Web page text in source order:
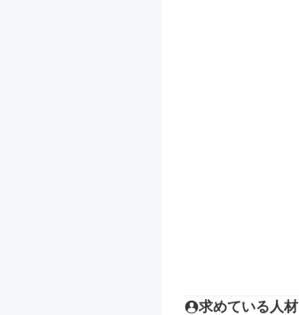
求めている人材